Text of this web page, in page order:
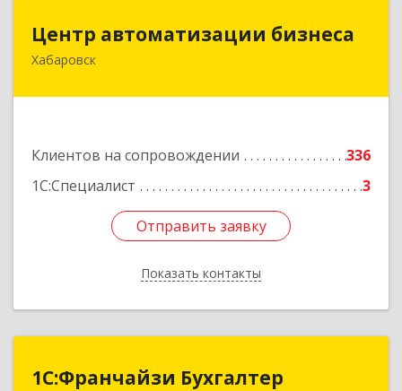
Центр автоматизации бизнеса
Хабаровск
Клиентов на сопровождении
336
1С:Специалист
3
Отправить заявку
Показать контакты
Центр автоматизации бизнеса
680030, Хабаровский край, Хабаровск г, Ленина
Отправить заявку
Назад
1С:Франчайзи Бухгалтер
1С:Франчайзи Бухгалтер